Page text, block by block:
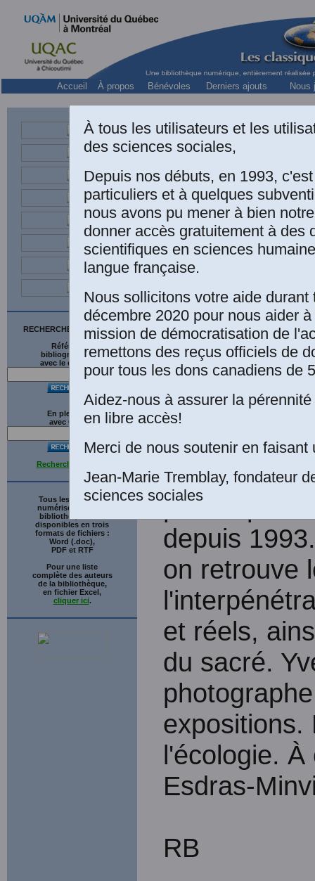
Accueil À propos Bénévoles Derniers ajouts Nous
RECHERCHE SUR LE SITE
Références
bibliographiques
avec le catalogue
En plein texte
avec G gle
Recherche avancée
Tous les ouvrages
numérisés de cette
bibliothèque sont
disponibles en trois
formats de fichiers :
Word (.doc),
PDF et RTF
Pour une liste
complète des auteurs
de la bibliothèque,
en fichier Excel,
cliquer ici.
sur la Côte
deuxième
politiques et
à Paris.
l'UQAM, il
philosophie
depuis
on retrouve
et réels,
du sacré.
expositions.
l'écologie.
Esdras-
RB
À tous les utilisateurs et les
des sciences sociales,
Depuis nos débuts, en 1993,
particuliers et à quelques
nous avons pu mener à bien
donner accès gratuitement à des
scientifiques en sciences
langue française.
Nous sollicitons votre aide durant
décembre 2020 pour nous aider
mission de démocratisation de
remettons des reçus officiels de
pour tous les dons canadiens de
Aidez-nous à assurer la
en libre accès!
Merci de nous soutenir en faisant
Jean-Marie Tremblay, fondateur
sciences sociales